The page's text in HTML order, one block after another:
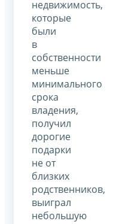
недвижимость,
которые
были
в
собственности
меньше
минимального
срока
владения,
получил
дорогие
подарки
не от
близких
родственников,
выиграл
небольшую